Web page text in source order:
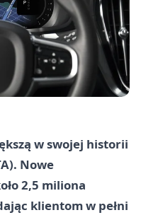
w swojej historii
Nowe
2,5 miliona
klientom w pełni